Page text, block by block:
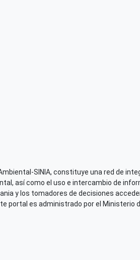
SINIA, constituye una red de
así como el uso e intercambio de
y los tomadores de decisiones
portal es administrado por el Ministerio